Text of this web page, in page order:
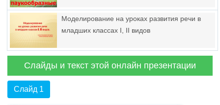
Моделирование на уроках развития речи в
младших классах I, II видов
Слайды и текст этой онлайн презентации
Слайд 1